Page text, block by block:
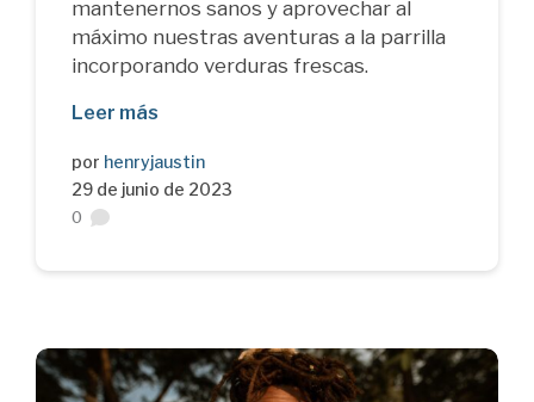
mantenernos sanos y aprovechar al
máximo nuestras aventuras a la parrilla
incorporando verduras frescas.
Leer más
por henryjaustin
29 de junio de 2023
0